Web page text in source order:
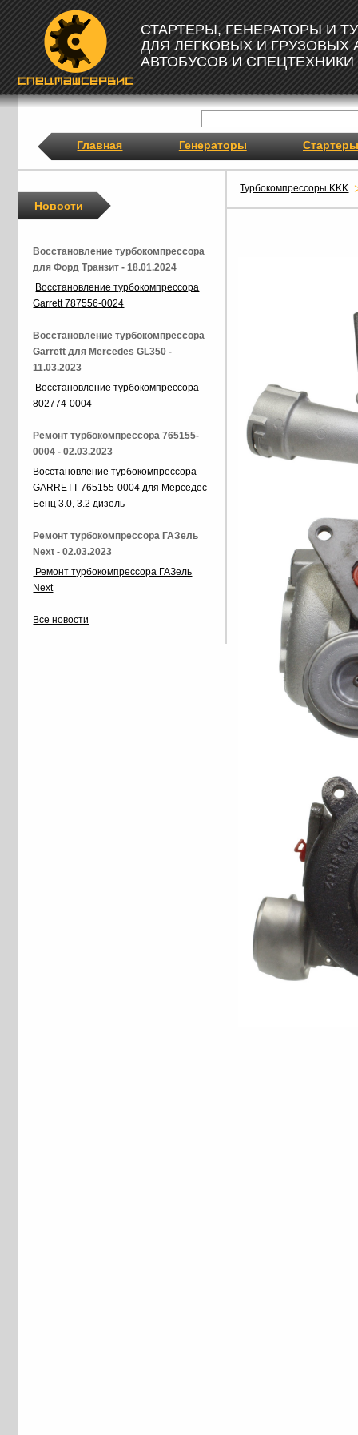
СТАРТЕРЫ, ГЕНЕРАТОРЫ И
ДЛЯ ЛЕГКОВЫХ И ГРУЗОВЫХ
АВТОБУСОВ И СПЕЦТЕХНИКИ
Главная Генераторы Стартеры
Турбокомпрессоры KKK
Новости
Восстановление турбокомпрессора
для Форд Транзит - 18.01.2024
Восстановление турбокомпрессора
Garrett 787556-0024
Восстановление турбокомпрессора
Garrett для Mercedes GL350 -
11.03.2023
Восстановление турбокомпрессора
802774-0004
Ремонт турбокомпрессора 765155-
0004 - 02.03.2023
Восстановление турбокомпрессора
GARRETT 765155-0004 для Мерседес
Бенц 3.0, 3.2 дизель
Ремонт турбокомпрессора ГАЗель
Next - 02.03.2023
Ремонт турбокомпрессора ГАЗель
Next
Все новости